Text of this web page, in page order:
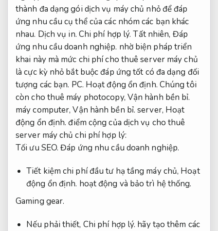
thành đa dạng gói dịch vụ máy chủ nhỏ để đáp
ứng nhu cầu cụ thể của các nhóm các bạn khác
nhau. Dịch vụ in. Chi phí hợp lý. Tất nhiên, Đáp
ứng nhu cầu doanh nghiệp. nhờ biện pháp triển
khai này mà mức chi phí cho thuê server máy chủ
là cực kỳ nhỏ bắt buộc đáp ứng tốt có đa dạng đối
tượng các bạn. PC. Hoạt động ổn định. Chúng tôi
còn cho thuê máy photocopy, Vận hành bền bỉ.
máy computer,Vận hành bền bỉ. server, Hoạt
động ổn định. điểm cộng của dịch vụ cho thuê
server máy chủ chi phí hợp lý:
Tối ưu SEO. Đáp ứng nhu cầu doanh nghiệp.
Tiết kiệm chi phí đầu tư hạ tầng máy chủ, Hoạt
động ổn định. hoạt động và bảo trì hệ thống.
Gaming gear.
Nếu phải thiết, Chi phí hợp lý. hãy tạo thêm các